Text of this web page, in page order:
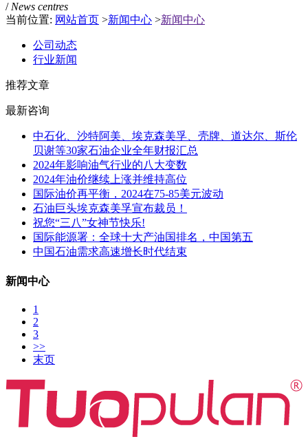
/News centres
当前位置: 网站首页 >新闻中心 >新闻中心
公司动态
行业新闻
推荐文章
最新咨询
中石化、沙特阿美、埃克森美孚、壳牌、道达尔、斯伦
贝谢等30家石油企业全年财报汇总
2024年影响油气行业的八大变数
2024年油价继续上涨并维持高位
国际油价再平衡，2024在75-85美元波动
石油巨头埃克森美孚宣布裁员！
祝您“三八”女神节快乐!
国际能源署：全球十大产油国排名，中国第五
中国石油需求高速增长时代结束
新闻中心
1
2
3
>>
末页